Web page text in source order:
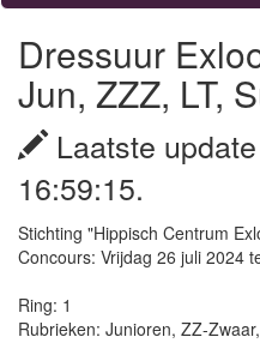
Dressuur
Jun, ZZZ, LT,
Laatste
16:59:15.
Stichting "Hippisch Centrum
Concours: Vrijdag 26 juli 2024
Ring: 1
Rubrieken: Junioren, ZZ-